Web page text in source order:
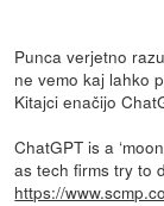
Punca verjetno
ne vemo kaj lahko
Kitajci enačijo
ChatGPT is a
as tech firms try to
https://